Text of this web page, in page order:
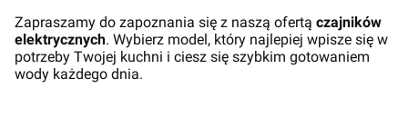
Zapraszamy do zapoznania się z naszą ofertą czajników
elektrycznych. Wybierz model, który najlepiej wpisze się w
potrzeby Twojej kuchni i ciesz się szybkim gotowaniem
wody każdego dnia.